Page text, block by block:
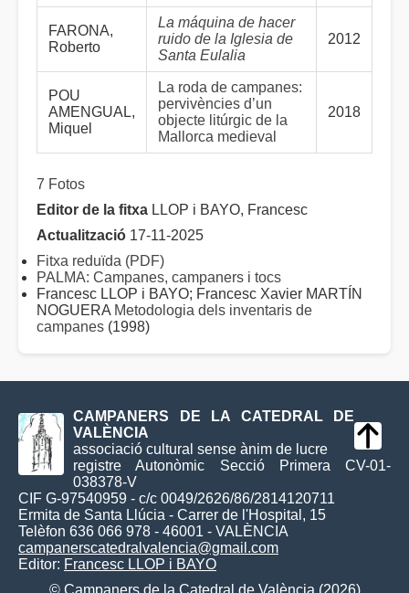
FARONA,
Roberto
La máquina de hacer
ruido de la Iglesia de
Santa Eulalia
2012
POU
AMENGUAL,
Miquel
La roda de campanes:
pervivències d’un
objecte litúrgic de la
Mallorca medieval
2018
7 Fotos
Editor de la fitxa LLOP i BAYO, Francesc
Actualització 17-11-2025
Fitxa reduïda (PDF)
PALMA: Campanes, campaners i tocs
Francesc LLOP i BAYO; Francesc Xavier MARTÍN
NOGUERA Metodologia dels inventaris de
campanes (1998)
CAMPANERS DE LA CATEDRAL DE
VALÈNCIA
associació cultural sense ànim de lucre
registre Autonòmic Secció Primera CV-01-
038378-V
CIF G-97540959 - c/c 0049/2626/86/2814120711
Ermita de Santa Llúcia - Carrer de l'Hospital, 15
Telèfon 636 066 978 - 46001 - VALÈNCIA
campanerscatedralvalencia@gmail.com
Editor: Francesc LLOP i BAYO